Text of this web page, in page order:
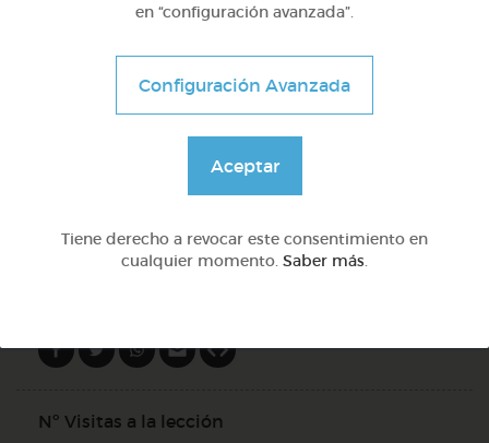
Otros
Sílabas trabadas
DOCS (2)
Nº Visitas a la lección
en “configuración avanzada”.
Configuración Avanzada
Aceptar
Tiene derecho a revocar este consentimiento en
cualquier momento. Saber más.